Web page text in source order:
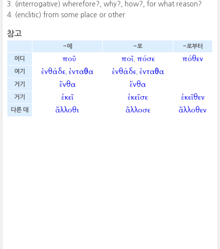
(interrogative) wherefore?, why?, how?, for what reason?
(enclitic) from some place or other
참고
~에 ~로 ~로부터
어디 ποῦ ποῖ πόσε πόθεν
여기 ἐνθάδε ,ἐνταῦθα ἐνθάδε, ἐνταῦθα
거기 ἔνθα ἔνθα
거기 ἐκεῖ ἐκεῖσε ἐκεῖθεν
다른 데 ἄλλοθι ἄλλοσε ἄλλοθεν